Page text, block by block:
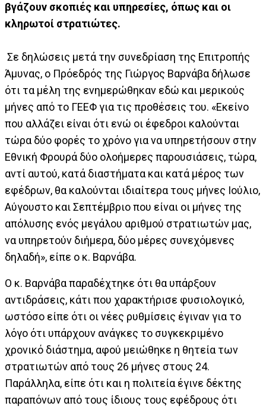
βγάζουν σκοπιές και υπηρεσίες, όπως και οι
κληρωτοί στρατιώτες.
Σε δηλώσεις μετά την συνεδρίαση της Επιτροπής
Άμυνας, ο Πρόεδρός της Γιώργος Βαρνάβα δήλωσε
ότι τα μέλη της ενημερώθηκαν εδώ και μερικούς
μήνες από το ΓΕΕΦ για τις προθέσεις του. «Εκείνο
που αλλάζει είναι ότι ενώ οι έφεδροι καλούνται
τώρα δύο φορές το χρόνο για να υπηρετήσουν στην
Εθνική Φρουρά δύο ολοήμερες παρουσιάσεις, τώρα,
αντί αυτού, κατά διαστήματα και κατά μέρος των
εφέδρων, θα καλούνται ιδιαίτερα τους μήνες Ιούλιο,
Αύγουστο και Σεπτέμβριο που είναι οι μήνες της
απόλυσης ενός μεγάλου αριθμού στρατιωτών μας,
να υπηρετούν διήμερα, δύο μέρες συνεχόμενες
δηλαδή», είπε ο κ. Βαρνάβα.
Ο κ. Βαρνάβα παραδέχτηκε ότι θα υπάρξουν
αντιδράσεις, κάτι που χαρακτήρισε φυσιολογικό,
ωστόσο είπε ότι οι νέες ρυθμίσεις έγιναν για το
λόγο ότι υπάρχουν ανάγκες το συγκεκριμένο
χρονικό διάστημα, αφού μειώθηκε η θητεία των
στρατιωτών από τους 26 μήνες στους 24.
Παράλληλα, είπε ότι και η πολιτεία έγινε δέκτης
παραπόνων από τους ίδιους τους εφέδρους ότι